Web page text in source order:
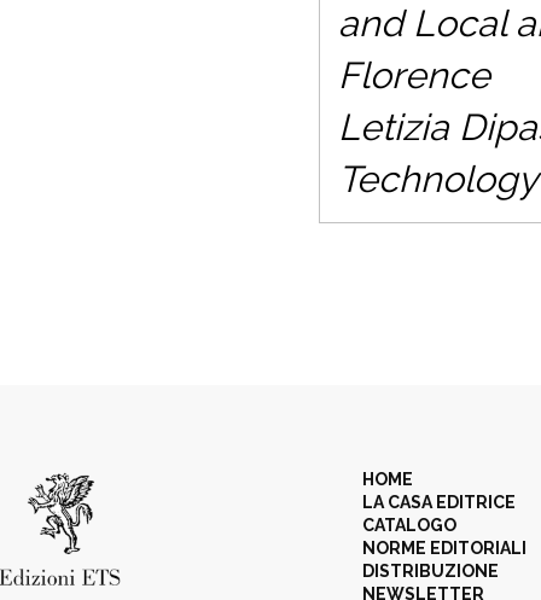
and Local
Florence
Letizia
HOME
LA CASA EDITRICE
CATALOGO
NORME EDITORIALI
DISTRIBUZIONE
NEWSLETTER